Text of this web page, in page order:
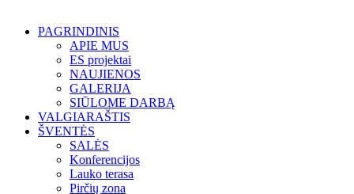
PAGRINDINIS
APIE MUS
ES projektai
NAUJIENOS
GALERIJA
SIŪLOME DARBĄ
VALGIARAŠTIS
ŠVENTĖS
SALĖS
Konferencijos
Lauko terasa
Pirčių zona